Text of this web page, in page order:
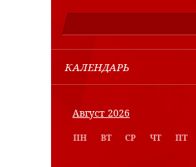
КАЛЕНДАРЬ
Август 2026
ПН ВТ СР ЧТ ПТ